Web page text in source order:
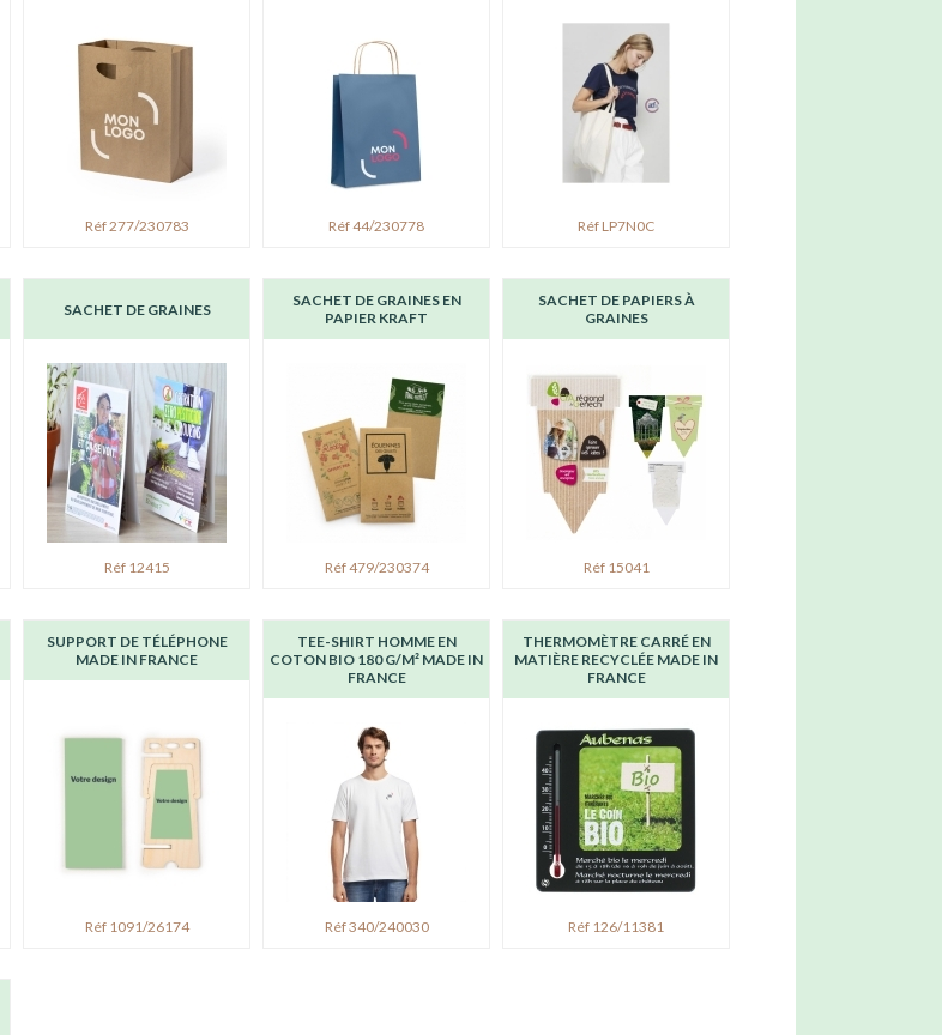
Réf 277/230783 Réf 44/230778 Réf LP7N0C
SACHET DE GRAINES
Réf 12415
SACHET DE GRAINES EN
PAPIER KRAFT
Réf 479/230374
SACHET DE PAPIERS À
GRAINES
Réf 15041
SUPPORT DE TÉLÉPHONE
MADE IN FRANCE
Réf 1091/26174
TEE-SHIRT HOMME EN
COTON BIO 180 G/M² MADE IN
FRANCE
Réf 340/240030
THERMOMÈTRE CARRÉ EN
MATIÈRE RECYCLÉE MADE IN
FRANCE
Réf 126/11381